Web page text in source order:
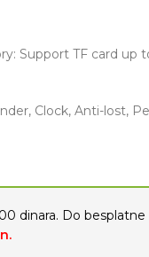
Support TF card up
Clock, Anti-lost,
dinara. Do besplatne